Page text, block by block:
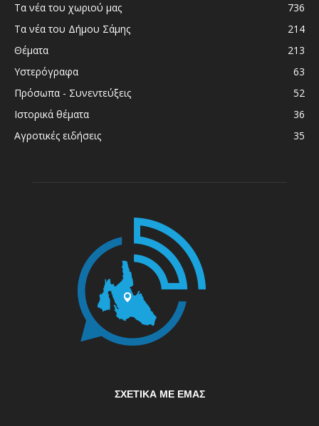
Τα νέα του χωριού μας
736
Τα νέα του Δήμου Σάμης
214
Θέματα
213
Υστερόγραφα
63
Πρόσωπα - Συνεντεύξεις
52
Ιστορικά θέματα
36
Αγροτικές ειδήσεις
35
ΣΧΕΤΙΚΆ ΜΕ ΕΜΆΣ